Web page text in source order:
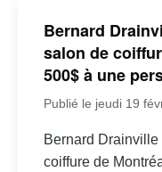
Bernard
salon de
500$ à une
Publié le jeudi 19
Bernard Drainville
coiffure de